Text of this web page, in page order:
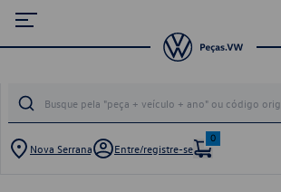
Nova Serrana Entre/registre-se
0